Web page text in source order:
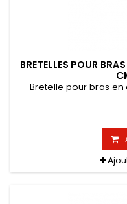
BRETELLES POUR
Bretelle pour bras